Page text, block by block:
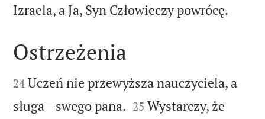
Izraela, a Ja, Syn Człowieczy powrócę.

Ostrzeżenia

24 Uczeń nie przewyższa nauczyciela, a
sługa—swego pana. 

25 Wystarczy, że